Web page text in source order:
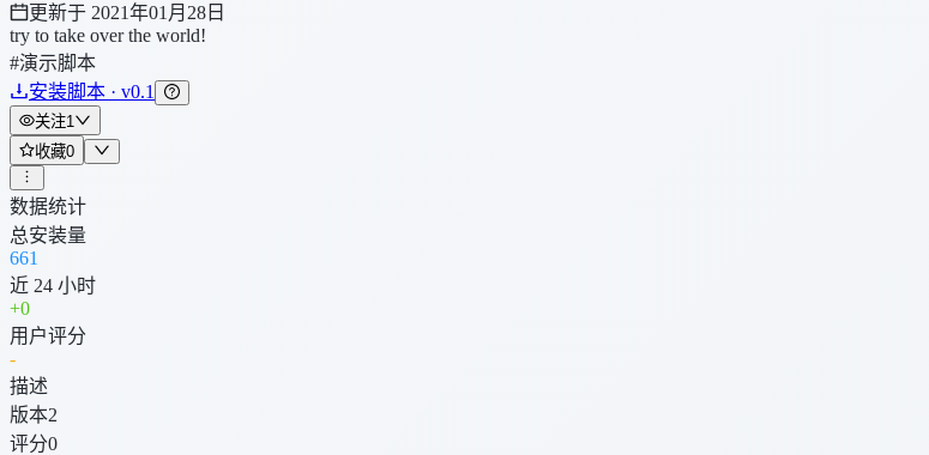
更新于 2021年01月28日
try to take over the world!
#演示脚本
安装脚本 · v0.1
关注1
收藏0
数据统计
总安装量
661
近 24 小时
+0
用户评分
-
描述
版本2
评分0